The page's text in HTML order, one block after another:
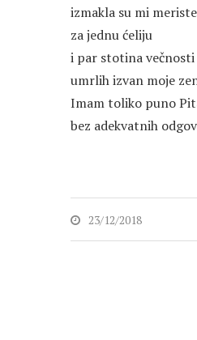
izmakla su mi
za jednu ćeliju
i par stotina večnosti
umrlih izvan moje
Imam toliko puno
bez adekvatnih
23/12/2018